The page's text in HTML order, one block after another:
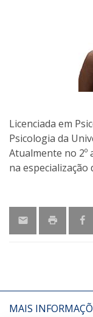
Licenciada em
Psicologia da
Atualmente no 2º
na especialização
MAIS